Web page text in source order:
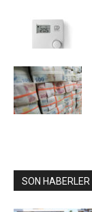
SON HABERLER